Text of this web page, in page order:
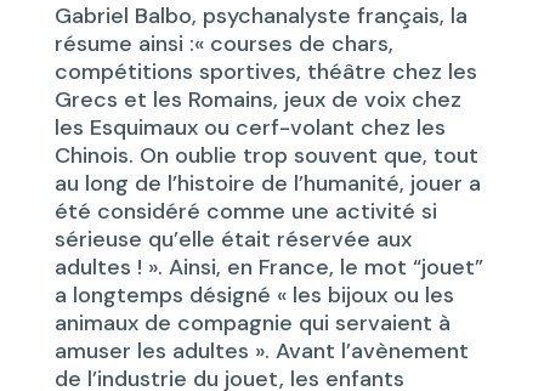
Gabriel Balbo, psychanalyste français, la
résume ainsi :« courses de chars,
compétitions sportives, théâtre chez les
Grecs et les Romains, jeux de voix chez
les Esquimaux ou cerf-volant chez les
Chinois. On oublie trop souvent que, tout
au long de l’histoire de l’humanité, jouer a
été considéré comme une activité si
sérieuse qu’elle était réservée aux
adultes ! ». Ainsi, en France, le mot “jouet”
a longtemps désigné « les bijoux ou les
animaux de compagnie qui servaient à
amuser les adultes ». Avant l’avènement
de l’industrie du jouet, les enfants